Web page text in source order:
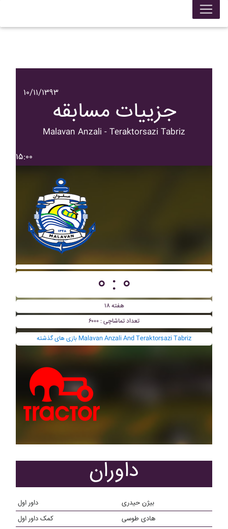
۱۰/۱۱/۱۳۹۳
جزییات مسابقه
Malavan Anzali - Teraktorsazi Tabriz
۱۵:۰۰
۰ : ۰
هفته ۱۸
تعداد تماشاچی : ۶۰۰۰
بازی های گذشته Malavan Anzali And Teraktorsazi Tabriz
داوران
داور اول
بیژن حیدری
کمک داور اول
هادی طوسی